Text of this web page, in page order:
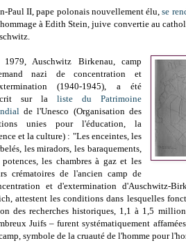
Paul II, pape polonais nouvellement élu,se
à Edith Stein, juive convertie au
1979, Auschwitz Birkenau, camp
nazi de concentration et
(1940-1945), a été
sur la liste du Patrimoine
de l'Unesco (Organisation des
unies pour l'éducation, la
et la culture) : "Les enceintes, les
les miradors, les baraquements,
potences, les chambres à gaz et les
crématoires de l'ancien camp de
et d'extermination d'Auschwitz-
attestent les conditions dans lesquelles
des recherches historiques, 1,1 à 1,5
Juifs – furent systématiquement
symbole de la cruauté de l'homme pour